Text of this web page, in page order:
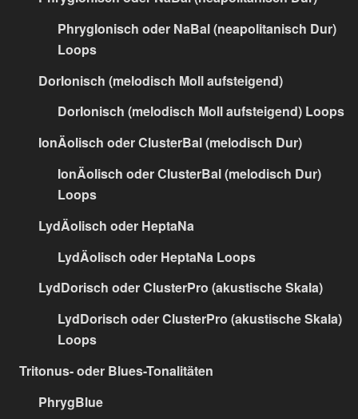
PhrygIonisch oder NaBal (neapolitanisch Dur)
Loops
DorIonisch (melodisch Moll aufsteigend)
DorIonisch (melodisch Moll aufsteigend) Loops
IonÄolisch oder ClusterBal (melodisch Dur)
IonÄolisch oder ClusterBal (melodisch Dur)
Loops
LydÄolisch oder HeptaNa
LydÄolisch oder HeptaNa Loops
LydDorisch oder ClusterPro (akustische Skala)
LydDorisch oder ClusterPro (akustische Skala)
Loops
Tritonus- oder Blues-Tonalitäten
PhrygBlue